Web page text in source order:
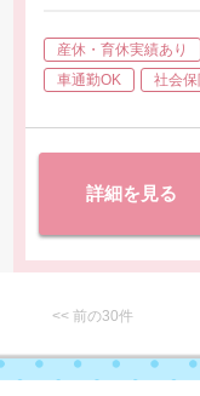
・ＭＲＩ検査（1.5
・マンモグラフィー
・ポータブル撮影
・健診業務
・関連施設への出張
産休・育休実績あり
車通勤OK
社会
詳細を見る
<< 前の30件